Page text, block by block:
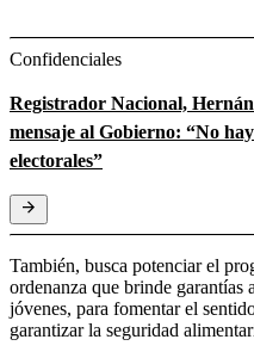
Confidenciales
Registrador Nacional,
mensaje al Gobierno: “No
electorales”
También, busca potenciar el
ordenanza que brinde garantías
jóvenes, para fomentar el
garantizar la seguridad